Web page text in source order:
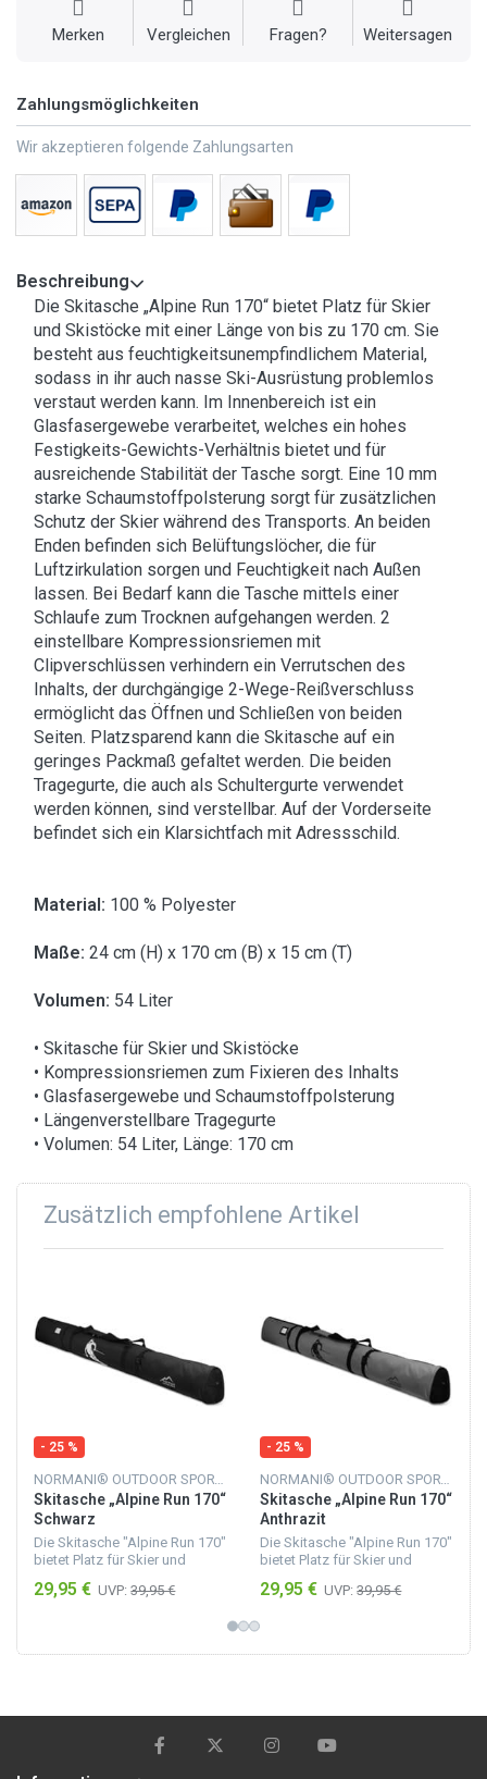
Merken Vergleichen Fragen? Weitersagen
Zahlungsmöglichkeiten
Wir akzeptieren folgende Zahlungsarten
Beschreibung
Die Skitasche „Alpine Run 170“ bietet Platz für Skier
und Skistöcke mit einer Länge von bis zu 170 cm. Sie
besteht aus feuchtigkeitsunempfindlichem Material,
sodass in ihr auch nasse Ski-Ausrüstung problemlos
verstaut werden kann. Im Innenbereich ist ein
Glasfasergewebe verarbeitet, welches ein hohes
Festigkeits-Gewichts-Verhältnis bietet und für
ausreichende Stabilität der Tasche sorgt. Eine 10 mm
starke Schaumstoffpolsterung sorgt für zusätzlichen
Schutz der Skier während des Transports. An beiden
Enden befinden sich Belüftungslöcher, die für
Luftzirkulation sorgen und Feuchtigkeit nach Außen
lassen. Bei Bedarf kann die Tasche mittels einer
Schlaufe zum Trocknen aufgehangen werden. 2
einstellbare Kompressionsriemen mit
Clipverschlüssen verhindern ein Verrutschen des
Inhalts, der durchgängige 2-Wege-Reißverschluss
ermöglicht das Öffnen und Schließen von beiden
Seiten. Platzsparend kann die Skitasche auf ein
geringes Packmaß gefaltet werden. Die beiden
Tragegurte, die auch als Schultergurte verwendet
werden können, sind verstellbar. Auf der Vorderseite
befindet sich ein Klarsichtfach mit Adressschild.
Material: 100 % Polyester
Maße: 24 cm (H) x 170 cm (B) x 15 cm (T)
Volumen: 54 Liter
• Skitasche für Skier und Skistöcke
• Kompressionsriemen zum Fixieren des Inhalts
• Glasfasergewebe und Schaumstoffpolsterung
• Längenverstellbare Tragegurte
• Volumen: 54 Liter, Länge: 170 cm
Zusätzlich empfohlene Artikel
- 25 %
NORMANI® OUTDOOR SPORTS
Skitasche „Alpine Run 170“
Schwarz
Die Skitasche "Alpine Run 170"
bietet Platz für Skier und
bis zu 170 cm. Sie besteht aus
29,95 € UVP: 39,95 €
- 25 %
NORMANI® OUTDOOR SPORTS
Skitasche „Alpine Run 170“
Anthrazit
Die Skitasche "Alpine Run 170"
bietet Platz für Skier und
bis zu 170 cm. Sie besteht aus
29,95 € UVP: 39,95 €